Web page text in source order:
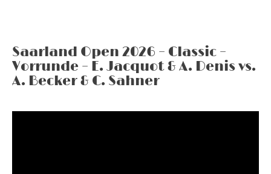
Saarland Open 2026 – Classic –
Vorrunde – E. Jacquot & A. Denis vs.
A. Becker & C. Sahner